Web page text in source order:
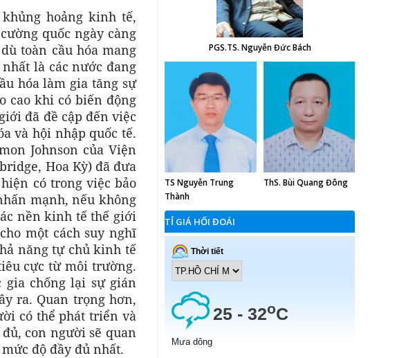
hoảng kinh tế,
quốc ngày càng
toàn cầu hóa mang
là các nước đang
hóa làm gia tăng sự
cao khi có biến động
đã đề cập đến việc
và hội nhập quốc tế.
Johnson của Viện
Hoa Kỳ) đã đưa
có trong việc bảo
mạnh, nếu không
nền kinh tế thế giới
một cách suy nghĩ
năng tự chủ kinh tế
cực từ môi trường.
chống lại sự gián
ra. Quan trọng hơn,
có thể phát triển và
con người sẽ quan
độ đầy đủ nhất.
PGS.TS. Nguyễn Đức Bách
TS Nguyễn Trung
Thành
ThS. Bùi Quang Đông
TỈ GIÁ HỐI ĐOÁI